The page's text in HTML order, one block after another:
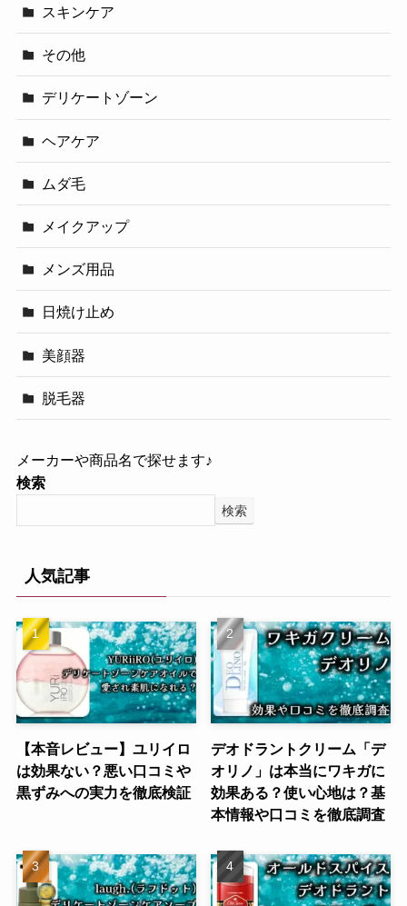
スキンケア
その他
デリケートゾーン
ヘアケア
ムダ毛
メイクアップ
メンズ用品
日焼け止め
美顔器
脱毛器
メーカーや商品名で探せます♪
検索
検索
人気記事
【本音レビュー】ユリイロ
は効果ない？悪い口コミや
黒ずみへの実力を徹底検証
デオドラントクリーム「デ
オリノ」は本当にワキガに
効果ある？使い心地は？基
本情報や口コミを徹底調査